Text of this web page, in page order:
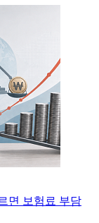
면 보험료 부담